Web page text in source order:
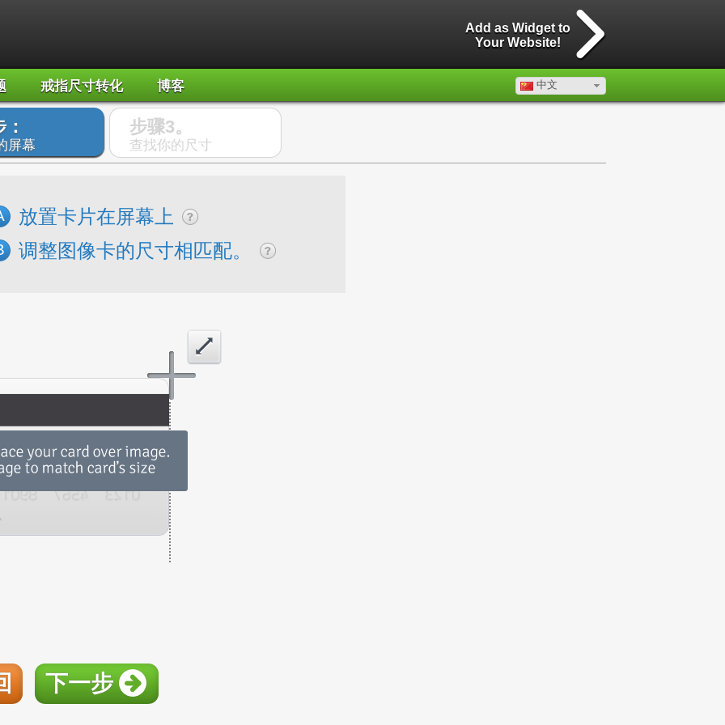
Add as Widget to
Your Website!
戒指尺寸转化 博客 中文
屏幕
步骤3。
查找你的尺寸
放置卡片在屏幕上
调整图像卡的尺寸相匹配。
下一步